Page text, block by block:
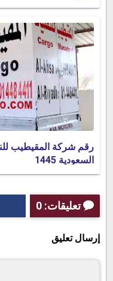
رقم شركة المقيطيب
السعودية 1445
تعليقات: 0
إرسال تعليق